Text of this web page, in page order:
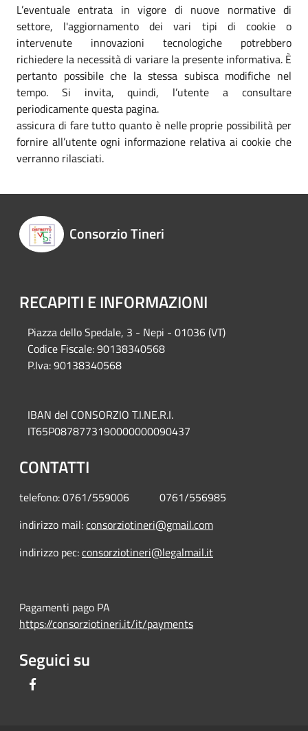
L’eventuale entrata in vigore di nuove normative di
settore, l'aggiornamento dei vari tipi di cookie o
intervenute innovazioni tecnologiche potrebbero
richiedere la necessità di variare la presente informativa. È
pertanto possibile che la stessa subisca modifiche nel
tempo. Si invita, quindi, l’utente a consultare
periodicamente questa pagina.
assicura di fare tutto quanto è nelle proprie possibilità per
fornire all’utente ogni informazione relativa ai cookie che
verranno rilasciati.
Consorzio Tineri
RECAPITI E INFORMAZIONI
Piazza dello Spedale, 3 - Nepi - 01036 (VT)
Codice Fiscale: 90138340568
P.Iva: 90138340568
IBAN del CONSORZIO T.I.NE.R.I.
IT65P0878773190000000090437
CONTATTI
telefono: 0761/559006 0761/556985
indirizzo mail:consorziotineri@gmail.com
indirizzo pec:consorziotineri@legalmail.it
Pagamenti pago PA
https://consorziotineri.it/it/payments
Seguici su